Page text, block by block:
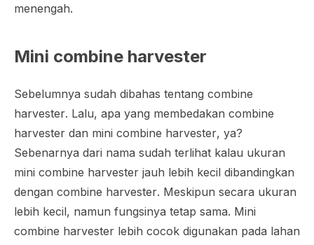
menengah.
Mini combine harvester
Sebelumnya sudah dibahas tentang combine
harvester. Lalu, apa yang membedakan combine
harvester dan mini combine harvester, ya?
Sebenarnya dari nama sudah terlihat kalau ukuran
mini combine harvester jauh lebih kecil dibandingkan
dengan combine harvester. Meskipun secara ukuran
lebih kecil, namun fungsinya tetap sama. Mini
combine harvester lebih cocok digunakan pada lahan